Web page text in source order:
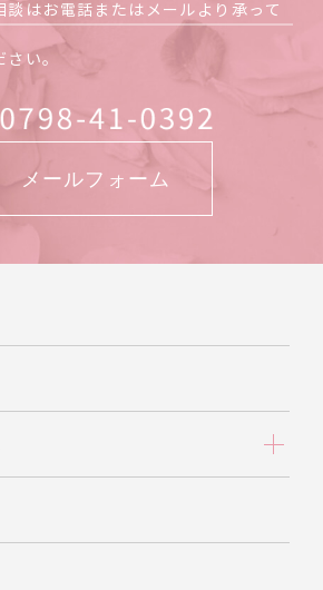
談はお電話またはメールより承って
い。
メールフォーム